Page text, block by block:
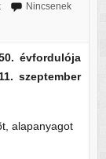
Nincsenek
évfordulója
szeptember
alapanyagot